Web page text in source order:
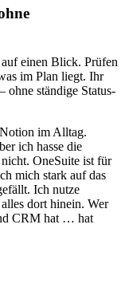
einen Blick. Prüfen
im Plan liegt. Ihr
ohne ständige Status-
im Alltag.
ich hasse die
OneSuite ist für
mich stark auf das
Ich nutze
dort hinein. Wer
CRM hat … hat